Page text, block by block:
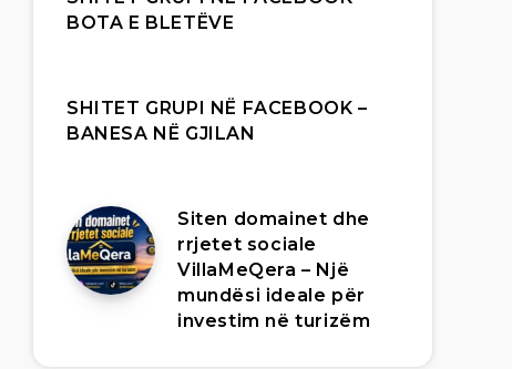
BOTA E BLETËVE
SHITET GRUPI NË FACEBOOK –
BANESA NË GJILAN
Siten domainet dhe
rrjetet sociale
VillaMeQera – Një
mundësi ideale për
investim në turizëm